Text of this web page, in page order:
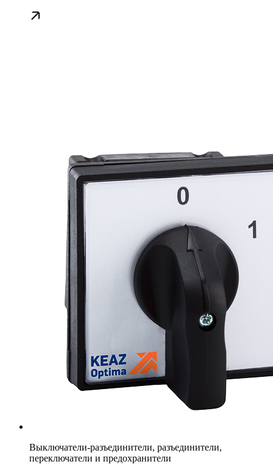
Выключатели-разъединители, разъединители,
переключатели и предохранители